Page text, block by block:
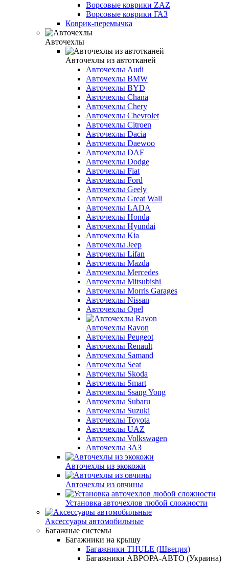
Ворсовые коврики ZAZ
Ворсовые коврики ГАЗ
Коврик-перемычка
Авточехлы
Авточехлы из автотканей
Авточехлы Audi
Авточехлы BMW
Авточехлы BYD
Авточехлы Chana
Авточехлы Chery
Авточехлы Chevrolet
Авточехлы Citroen
Авточехлы Dacia
Авточехлы Daewoo
Авточехлы DAF
Авточехлы Dodge
Авточехлы Fiat
Авточехлы Ford
Авточехлы Geely
Авточехлы Great Wall
Авточехлы LADA
Авточехлы Honda
Авточехлы Hyundai
Авточехлы Kia
Авточехлы Jeep
Авточехлы Lifan
Авточехлы Mazda
Авточехлы Mercedes
Авточехлы Mitsubishi
Авточехлы Morris Garages
Авточехлы Nissan
Авточехлы Opel
Авточехлы Ravon
Авточехлы Peugeot
Авточехлы Renault
Авточехлы Samand
Авточехлы Seat
Авточехлы Skoda
Авточехлы Smart
Авточехлы Ssang Yong
Авточехлы Subaru
Авточехлы Suzuki
Авточехлы Toyota
Авточехлы UAZ
Авточехлы Volkswagen
Авточехлы ЗАЗ
Авточехлы из экокожи
Авточехлы из овчины
Установка авточехлов любой сложности
Аксессуары автомобильные
Багажные системы
Багажники на крышу
Багажники THULE (Швеция)
Багажники АВРОРА-АВТО (Украина)